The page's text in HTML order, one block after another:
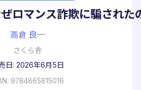
ロマンス詐欺に騙された
高倉 良一
さくら舎
日: 2026年6月5日
9784865815016